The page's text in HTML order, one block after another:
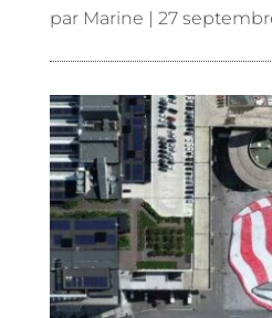
par Marine | 27